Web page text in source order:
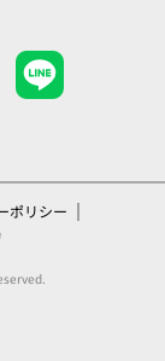
ポリシー